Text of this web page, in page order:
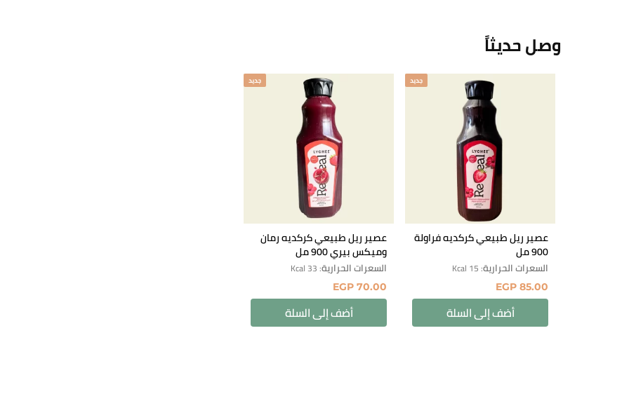
وصل حديثاً
جديد
عصير ريل طبيعي كركديه فراولة
900 مل
EGP 85.00
أضف إلى السلة
السعرات الحرارية: 15 Kcal
جديد
عصير ريل طبيعي كركديه رمان
وميكس بيري 900 مل
EGP 70.00
أضف إلى السلة
السعرات الحرارية: 33 Kcal